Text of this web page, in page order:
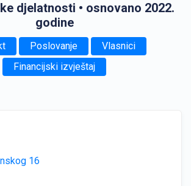
djelatnosti • osnovano 2022.
godine
Poslovanje
Vlasnici
Financijski izvještaj
16